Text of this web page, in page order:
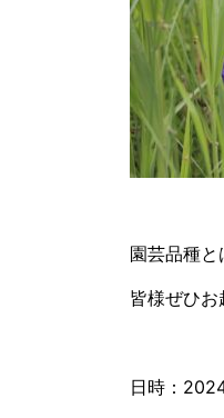
園芸品種と
皆様ぜひお
日時：